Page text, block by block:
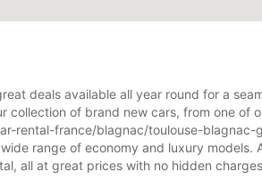
deals available all year round for a
collection of brand new cars, from one
rental-france/blagnac/toulouse-
range of economy and luxury
all at great prices with no hidden